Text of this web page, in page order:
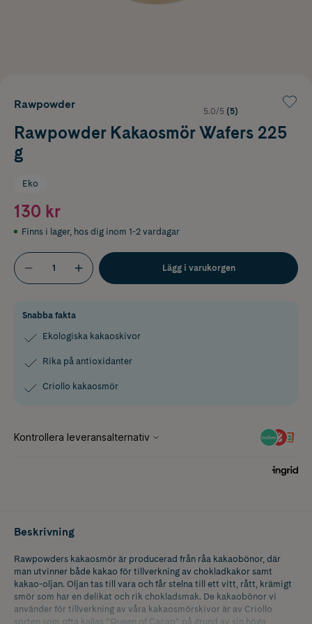
Rawpowder
5.0/5 (5)
Rawpowder Kakaosmör Wafers 225
g
Eko
130 kr
Finns i lager, hos dig inom 1-2 vardagar
Lägg i varukorgen
Snabba fakta
Ekologiska kakaoskivor
Rika på antioxidanter
Criollo kakaosmör
Beskrivning
Rawpowders kakaosmör är producerad från råa kakaobönor, där
man utvinner både kakao för tillverkning av chokladkakor samt
kakao-oljan. Oljan tas till vara och får stelna till ett vitt, rått, krämigt
smör som har en delikat och rik chokladsmak. De kakaobönor vi
använder för tillverkning av våra kakaosmörskivor är av Criollo
sorten som ofta kallas ”Queen of Cacao” på grund av sin höga